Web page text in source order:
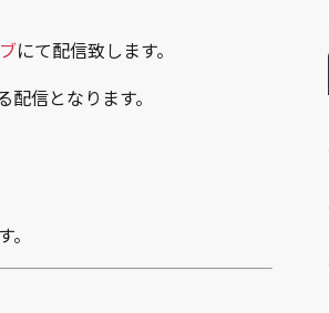
にて配信致します。
信となります。